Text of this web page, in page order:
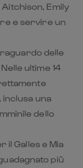
Emily
e servire un
delle
ultime 14
inclusa una
dello
il Galles e Mia
più